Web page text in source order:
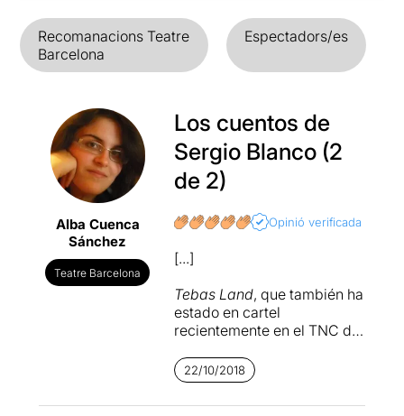
Recomanacions Teatre
Barcelona
Espectadors/es
Alba Cuenca
Sánchez
Teatre Barcelona
Los cuentos de
Sergio Blanco (2
de 2)
Opinió verificada
[...]
Tebas Land, que también ha
estado en cartel
recientemente en el TNC de
de la madrileña
Menéndez, va un paso más
allá. En esta obra
22/10/2018